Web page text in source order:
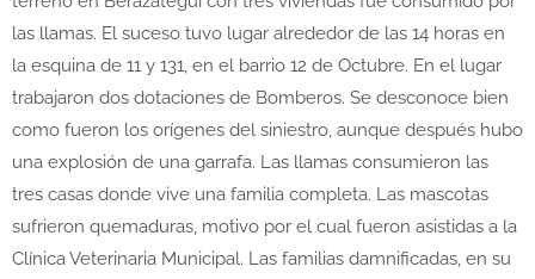
las llamas. El suceso tuvo lugar alrededor de las 14 horas en
la esquina de 11 y 131, en el barrio 12 de Octubre. En el lugar
trabajaron dos dotaciones de Bomberos. Se desconoce bien
como fueron los orígenes del siniestro, aunque después hubo
una explosión de una garrafa. Las llamas consumieron las
tres casas donde vive una familia completa. Las mascotas
sufrieron quemaduras, motivo por el cual fueron asistidas a la
Clínica Veterinaria Municipal. Las familias damnificadas, en su